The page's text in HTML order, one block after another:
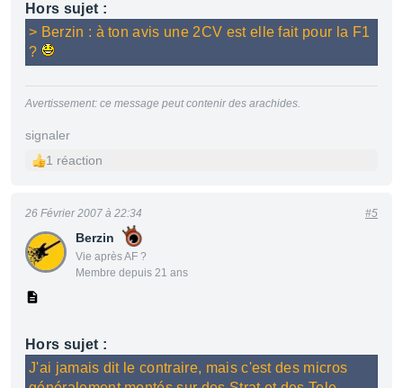
Hors sujet :
> Berzin : à ton avis une 2CV est elle fait pour la F1
?
Avertissement: ce message peut contenir des arachides.
signaler
1 réaction
Berzin
Vie après AF ?
Membre depuis 21 ans
26 Février 2007 à 22:34 #5
Hors sujet :
J'ai jamais dit le contraire, mais c'est des micros